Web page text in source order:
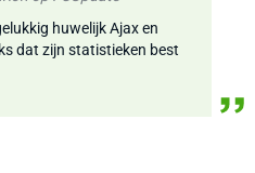
huwelijk Ajax en
dat zijn statistieken best